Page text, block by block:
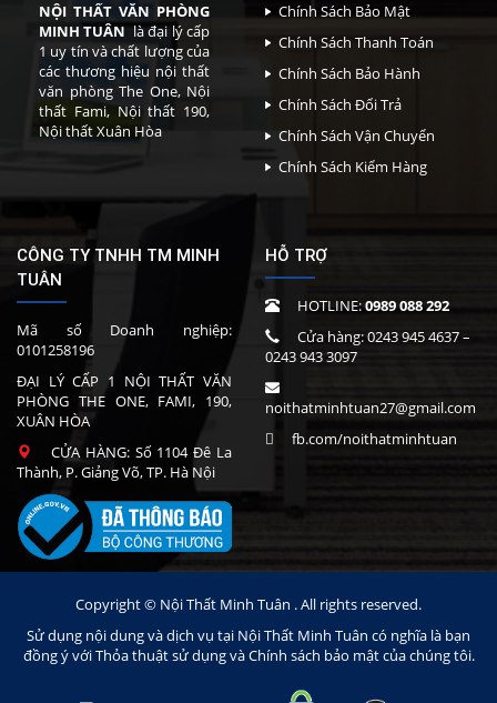
NỘI THẤT VĂN PHÒNG
MINH TUÂN là đại lý cấp
1 uy tín và chất lượng của
các thương hiệu nội thất
văn phòng The One, Nội
thất Fami, Nội thất 190,
Nội thất Xuân Hòa
Chính Sách Bảo Mật
Chính Sách Thanh Toán
Chính Sách Bảo Hành
Chính Sách Đổi Trả
Chính Sách Vận Chuyển
Chính Sách Kiểm Hàng
CÔNG TY TNHH TM MINH
TUÂN
Mã số Doanh nghiệp:
0101258196
ĐẠI LÝ CẤP 1 NỘI THẤT VĂN
PHÒNG THE ONE, FAMI, 190,
XUÂN HÒA
CỬA HÀNG: Số 1104 Đê La
Thành, P. Giảng Võ, TP. Hà Nội
HỖ TRỢ
HOTLINE:0989 088 292
Cửa hàng:0243 945 4637–
0243 943 3097
noithatminhtuan27@gmail.com
fb.com/noithatminhtuan
Copyright © Nội Thất Minh Tuân . All rights reserved.
Sử dụng nội dung và dịch vụ tại Nội Thất Minh Tuân có nghĩa là bạn
đồng ý với Thỏa thuật sử dụng và Chính sách bảo mật của chúng tôi.